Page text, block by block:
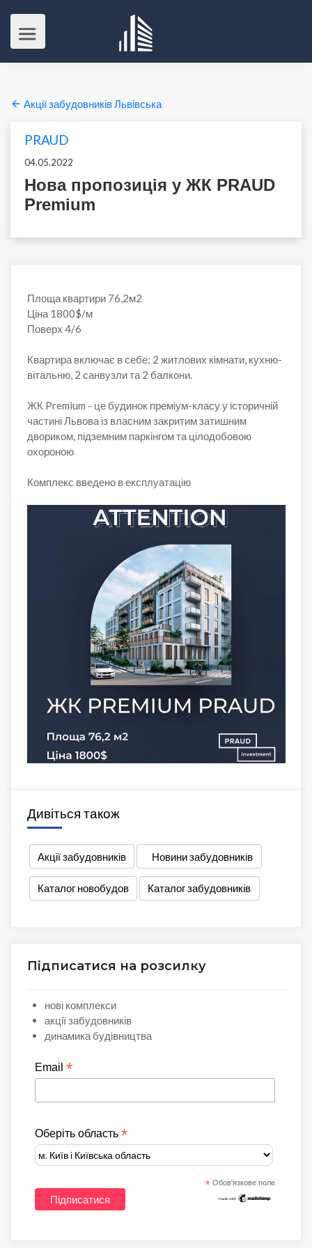
Акції забудовників Львівська
PRAUD
04.05.2022
Нова пропозиція у ЖК PRAUD
Premium
Площа квартири 76,2м2
Ціна 1800$/м
Поверх 4/6
Квартира включає в себе: 2 житлових кімнати, кухню-
вітальню, 2 санвузли та 2 балкони.
ЖК Premium - це будинок преміум-класу у історичній
частині Львова із власним закритим затишним
двориком, підземним паркінгом та цілодобовою
охороною
Комплекс введено в експлуатацію
Дивіться також
Акції забудовників Новини забудовників
Каталог новобудов Каталог забудовників
Підписатися на розсилку
нові комплекси
акції забудовників
динамика будівництва
Email *
Оберіть область *
* Обов'язкове поле